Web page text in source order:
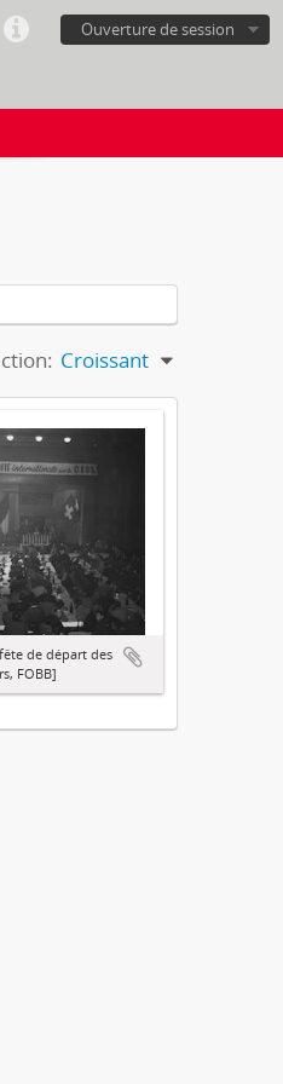
Ouverture de session
Croissant
de départ des
FOBB]